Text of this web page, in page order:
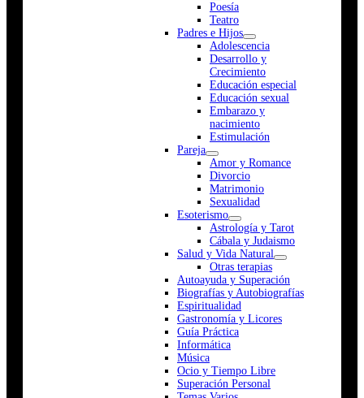
Poesía
Teatro
Padres e Hijos
Adolescencia
Desarrollo y
Crecimiento
Educación especial
Educación sexual
Embarazo y
nacimiento
Estimulación
Pareja
Amor y Romance
Divorcio
Matrimonio
Sexualidad
Esoterismo
Astrología y Tarot
Cábala y Judaismo
Salud y Vida Natural
Otras terapias
Autoayuda y Superación
Biografías y Autobiografías
Espiritualidad
Gastronomía y Licores
Guía Práctica
Informática
Música
Ocio y Tiempo Libre
Superación Personal